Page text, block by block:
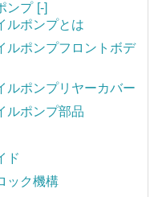
ンプ [-]
ルポンプとは
ルポンプフロントボデ
ルポンプリヤーカバー
ルポンプ部品
ド
ック機構